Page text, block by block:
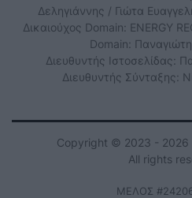
Δεληγιάννης / Γιώτα
Δικαιούχος Domain: ENERGY
Domain:
Διευθυντής Ιστοσελίδας:
Διευθυντής Σύνταξης:
Copyright © 2023 - 2026
All rights
ΜΕΛΟΣ